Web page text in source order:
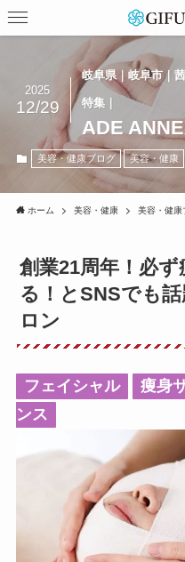
岐阜県｜岐阜市｜
特集｜
ADE
2025
12/29
美容・健康ブログ 美容・健康
ホーム 美容・健康 美容・健康
創業21周年！ 必ず
る！とSNSでも
ロン
フェイシャル 痩身
ンス